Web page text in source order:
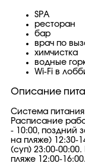
SPA
ресторан
бар
врач по
химчистка
водные
Wi-Fi в
Описание
Система
Расписание
- 10:00, поздний
на пляже) 12:30-
(суп) 23:00-
пляже 12:00-